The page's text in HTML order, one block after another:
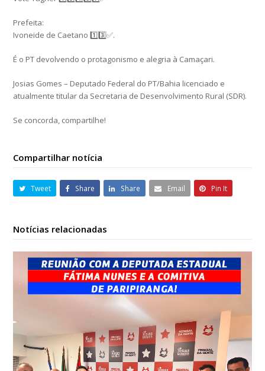
Prefeita:
Ivoneide de Caetano 1️⃣3️⃣✅.
É o PT devolvendo o protagonismo e alegria à Camaçari.
Josias Gomes – Deputado Federal do PT/Bahia licenciado e
atualmente titular da Secretaria de Desenvolvimento Rural (SDR).
Se concorda, compartilhe!
Compartilhar notícia
Tweet Share Share Email Pin It
Notícias relacionadas